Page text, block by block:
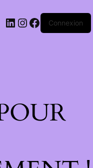
Connexion